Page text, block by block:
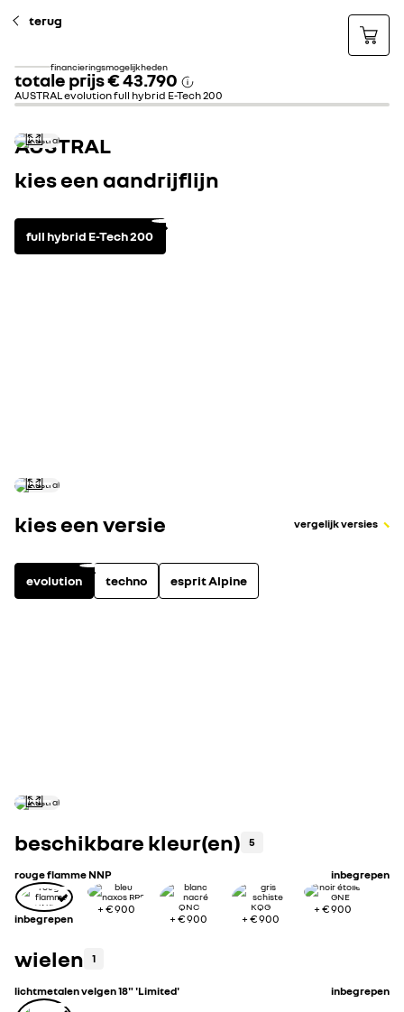
terug
financieringsmogelijkheden
totale prijs€ 43.790
AUSTRAL evolution full hybrid E-Tech 200
AUSTRAL
kies een aandrijflijn
full hybrid E-Tech 200
kies een versie vergelijk versies
evolution techno esprit Alpine
beschikbare kleur(en) 5
rouge flamme NNP inbegrepen
inbegrepen
+€ 900
+€ 900 +€ 900
+€ 900
wielen 1
lichtmetalen velgen 18" 'Limited' inbegrepen